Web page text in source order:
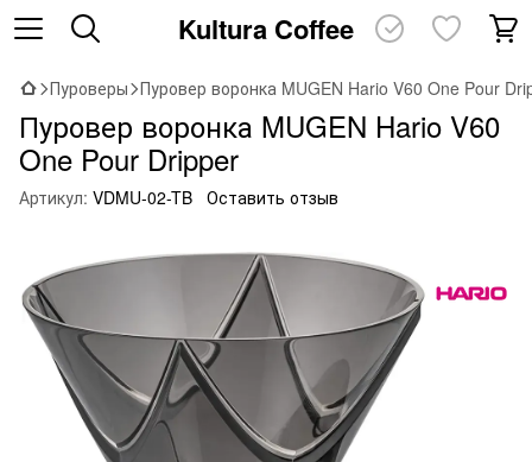
Kultura Coffee
Пуроверы Пуровер воронка MUGEN Hario V60 One Pour
Пуровер воронка MUGEN Hario V60
One Pour Dripper
Артикул: VDMU-02-TB Оставить отзыв